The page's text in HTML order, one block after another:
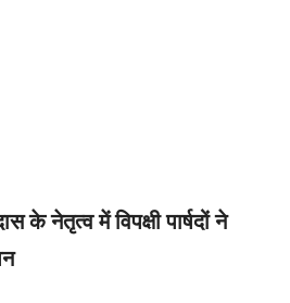
के नेतृत्व में विपक्षी पार्षदों ने